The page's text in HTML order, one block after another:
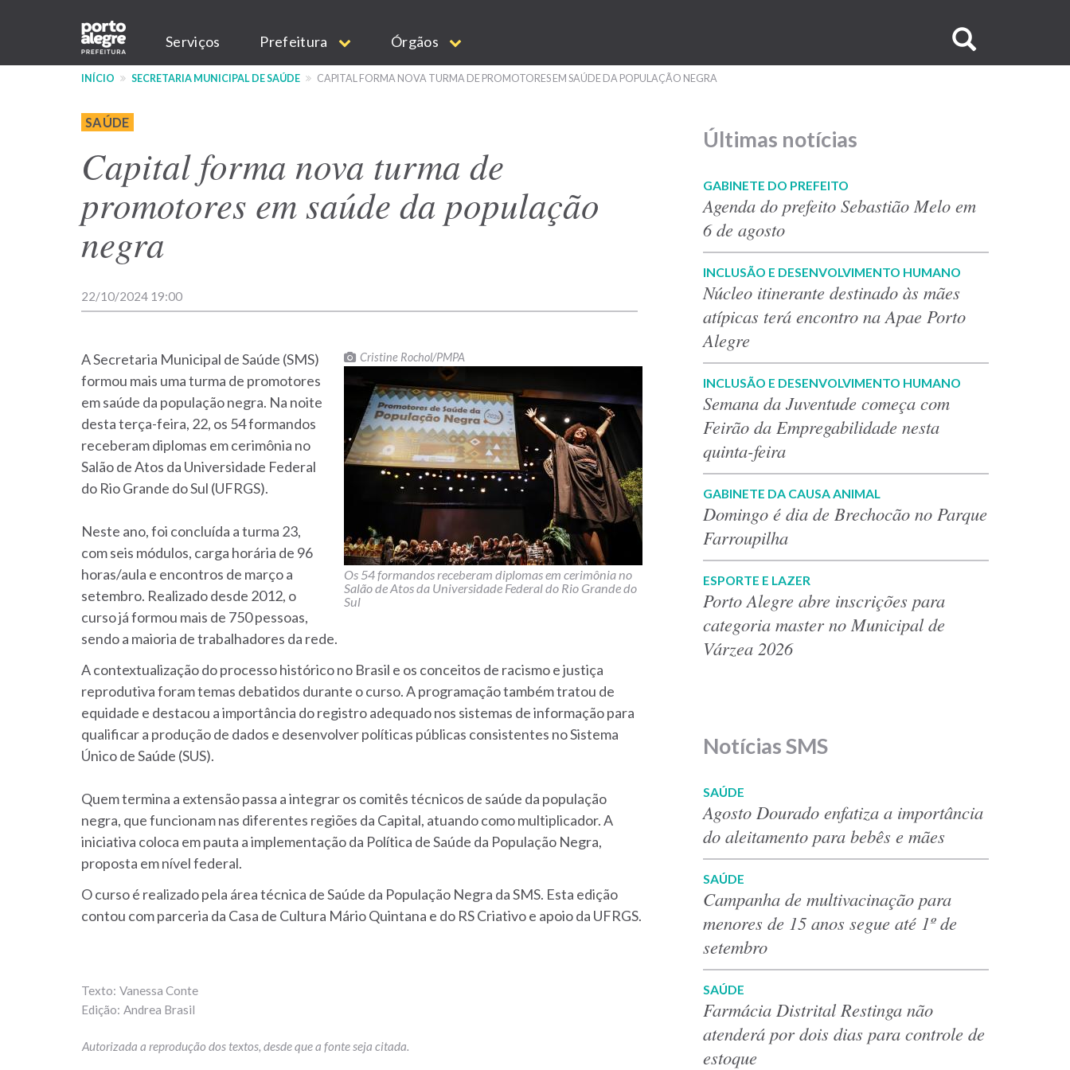
conteúdo
Main
navigation
Serviços Prefeitura Órgãos
no
INÍCIO SECRETARIA MUNICIPAL DE SAÚDE CAPITAL FORMA NOVA TURMA DE PROMOTORES EM SAÚDE DA POPULAÇÃO NEGRA
SAÚDE
Capital forma nova turma de
promotores em saúde da população
negra
22/10/2024 19:00
Cristine Rochol/PMPA
Os 54 formandos receberam diplomas em cerimônia no
Salão de Atos da Universidade Federal do Rio Grande do
Sul
A Secretaria Municipal de Saúde (SMS)
formou mais uma turma de promotores
em saúde da população negra. Na noite
desta terça-feira, 22, os 54 formandos
receberam diplomas em cerimônia no
Salão de Atos da Universidade Federal
do Rio Grande do Sul (UFRGS).
Neste ano, foi concluída a turma 23,
com seis módulos, carga horária de 96
horas/aula e encontros de março a
setembro. Realizado desde 2012, o
curso já formou mais de 750 pessoas,
sendo a maioria de trabalhadores da rede.
A contextualização do processo histórico no Brasil e os conceitos de racismo e justiça
reprodutiva foram temas debatidos durante o curso. A programação também tratou de
equidade e destacou a importância do registro adequado nos sistemas de informação para
qualificar a produção de dados e desenvolver políticas públicas consistentes no Sistema
Único de Saúde (SUS).
Quem termina a extensão passa a integrar os comitês técnicos de saúde da população
negra, que funcionam nas diferentes regiões da Capital, atuando como multiplicador. A
iniciativa coloca em pauta a implementação da Política de Saúde da População Negra,
proposta em nível federal.
O curso é realizado pela área técnica de Saúde da População Negra da SMS. Esta edição
contou com parceria da Casa de Cultura Mário Quintana e do RS Criativo e apoio da UFRGS.
Vanessa Conte
Andrea Brasil
Últimas notícias
GABINETE DO PREFEITO
Agenda do prefeito Sebastião Melo em
6 de agosto
INCLUSÃO E DESENVOLVIMENTO HUMANO
Núcleo itinerante destinado às mães
atípicas terá encontro na Apae Porto
Alegre
INCLUSÃO E DESENVOLVIMENTO HUMANO
Semana da Juventude começa com
Feirão da Empregabilidade nesta
quinta-feira
GABINETE DA CAUSA ANIMAL
Domingo é dia de Brechocão no Parque
Farroupilha
ESPORTE E LAZER
Porto Alegre abre inscrições para
categoria master no Municipal de
Várzea 2026
Notícias SMS
SAÚDE
Agosto Dourado enfatiza a importância
do aleitamento para bebês e mães
SAÚDE
Campanha de multivacinação para
menores de 15 anos segue até 1º de
setembro
SAÚDE
Farmácia Distrital Restinga não
atenderá por dois dias para controle de
estoque